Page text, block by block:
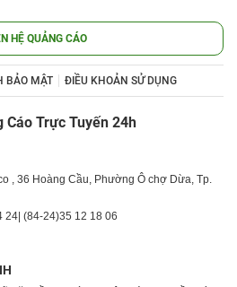
HỆ QUẢNG CÁO
BẢO MẬT ĐIỀU KHOẢN SỬ DỤNG
Cáo Trực Tuyến 24h
, 36 Hoàng Cầu, Phường Ô chợ Dừa, Tp.
24 | (84-24)35 12 18 06